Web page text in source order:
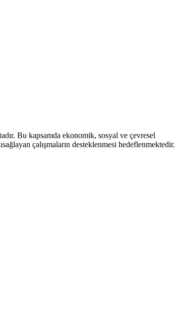
Bu kapsamda ekonomik, sosyal ve çevresel
çalışmaların desteklenmesi hedeflenmektedir.